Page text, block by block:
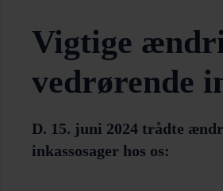
Vigtige
vedrørende
D. 15. juni 2024 trådte
inkassosager hos os: